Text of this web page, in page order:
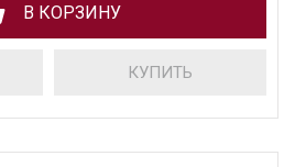
В КОРЗИНУ
КУПИТЬ